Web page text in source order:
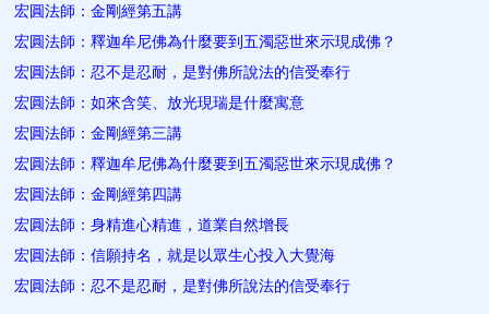
宏圓法師：金剛經第五講
宏圓法師：釋迦牟尼佛為什麼要到五濁惡世來示現成佛？
宏圓法師：忍不是忍耐，是對佛所說法的信受奉行
宏圓法師：如來含笑、放光現瑞是什麼寓意
宏圓法師：金剛經第三講
宏圓法師：釋迦牟尼佛為什麼要到五濁惡世來示現成佛？
宏圓法師：金剛經第四講
宏圓法師：身精進心精進，道業自然增長
宏圓法師：信願持名，就是以眾生心投入大覺海
宏圓法師：忍不是忍耐，是對佛所說法的信受奉行